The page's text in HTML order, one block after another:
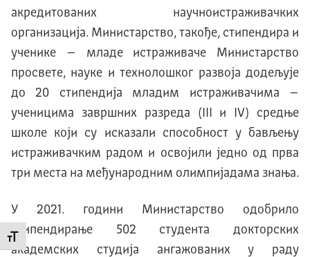
Промени величину слова
акредитованих научноистраживачких
организација. Министарство, такође, стипендира и
ученике – младе истраживаче Министарство
просвете, науке и технолошког развоја додељује
до 20 стипендија младим истраживачима –
ученицима завршних разреда (III и IV) средње
школе који су исказали способност у бављењу
истраживачким радом и освојили једно од прва
три места на међународним олимпијадама знања.
У 2021. години Министарство одобрило
стипендирање 502 студента докторских
академских студија ангажованих у раду